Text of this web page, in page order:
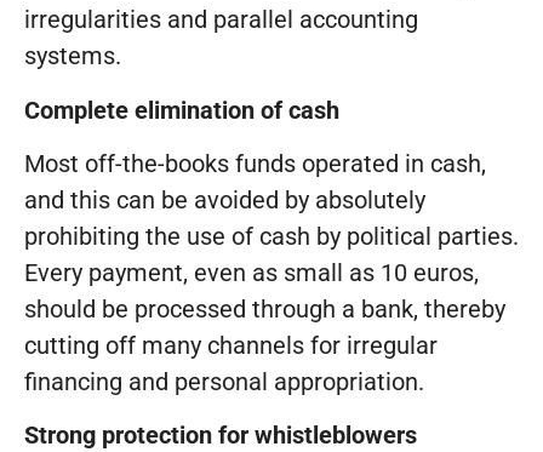
irregularities and parallel accounting
systems.
Complete elimination of cash
Most off-the-books funds operated in cash,
and this can be avoided by absolutely
prohibiting the use of cash by political parties.
Every payment, even as small as 10 euros,
should be processed through a bank, thereby
cutting off many channels for irregular
financing and personal appropriation.
Strong protection for whistleblowers